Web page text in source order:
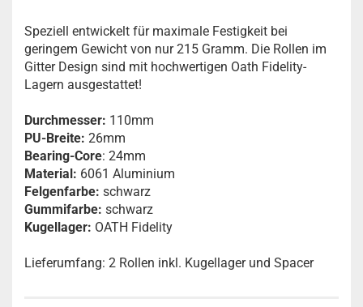
Speziell entwickelt für maximale Festigkeit bei
geringem Gewicht von nur 215 Gramm. Die Rollen im
Gitter Design sind mit hochwertigen Oath Fidelity-
Lagern ausgestattet!
Durchmesser: 110mm
PU-Breite: 26mm
Bearing-Core: 24mm
Material: 6061 Aluminium
Felgenfarbe: schwarz
Gummifarbe: schwarz
Kugellager: OATH Fidelity
Lieferumfang: 2 Rollen inkl. Kugellager und Spacer